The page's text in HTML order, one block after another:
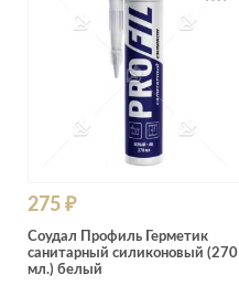
275 ₽
Соудал Профиль Герметик
санитарный силиконовый (270
мл.) белый